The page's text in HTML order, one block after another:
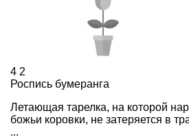
4 2
Роспись бумеранга
Летающая тарелка, на которой
божьи коровки, не затеряется в
...